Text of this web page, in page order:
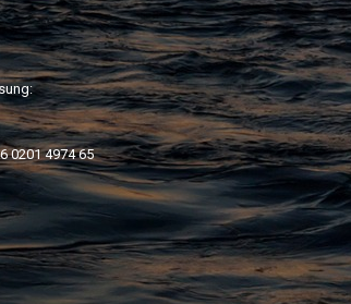
0201 4974 65